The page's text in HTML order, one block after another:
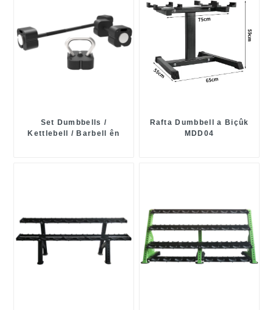
Set Dumbbells /
Kettlebell / Barbell ên
Rafta Dumbbell a Biçûk
MDD04